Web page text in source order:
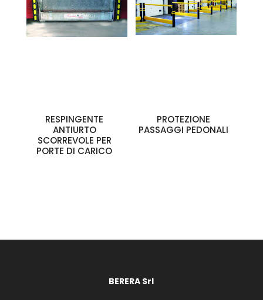
RESPINGENTE
ANTIURTO
SCORREVOLE PER
PORTE DI CARICO
PROTEZIONE
PASSAGGI PEDONALI
BERERA Srl